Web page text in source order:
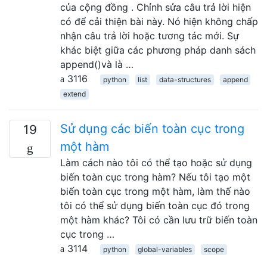
của cộng đồng . Chỉnh sửa câu trả lời hiện
có để cải thiện bài này. Nó hiện không chấp
nhận câu trả lời hoặc tương tác mới. Sự
khác biệt giữa các phương pháp danh sách
append()và là …
3116
python list data-structures
append
extend
19
Sử dụng các biến toàn cục trong
một hàm
Làm cách nào tôi có thể tạo hoặc sử dụng
biến toàn cục trong hàm? Nếu tôi tạo một
biến toàn cục trong một hàm, làm thế nào
tôi có thể sử dụng biến toàn cục đó trong
một hàm khác? Tôi có cần lưu trữ biến toàn
cục trong …
3114
python global-variables scope